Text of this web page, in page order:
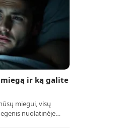
ir ką galite
miegui, visų
nuolatinėje…